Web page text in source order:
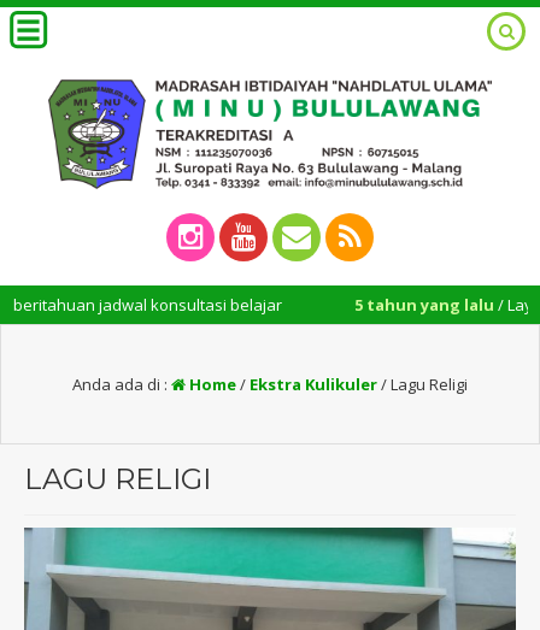
jadwal konsultasi belajar 5 tahun yang lalu/ Layanan
Anda ada di : Home/ Ekstra Kulikuler/Lagu Religi
LAGU RELIGI